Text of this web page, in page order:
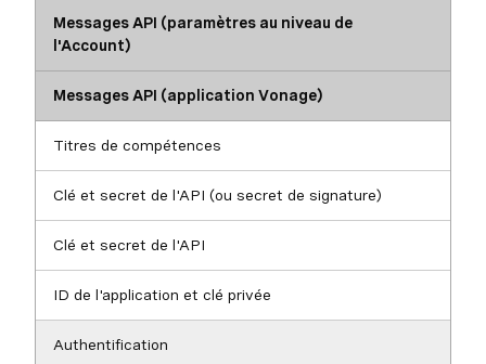
Messages API (paramètres au niveau de
l'Account)
Messages API (application Vonage)
Titres de compétences
Clé et secret de l'API (ou secret de signature)
Clé et secret de l'API
ID de l'application et clé privée
Authentification